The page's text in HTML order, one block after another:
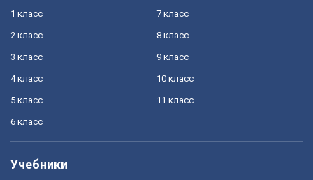
1 класс
2 класс
3 класс
4 класс
5 класс
6 класс
7 класс
8 класс
9 класс
10 класс
11 класс
Учебники